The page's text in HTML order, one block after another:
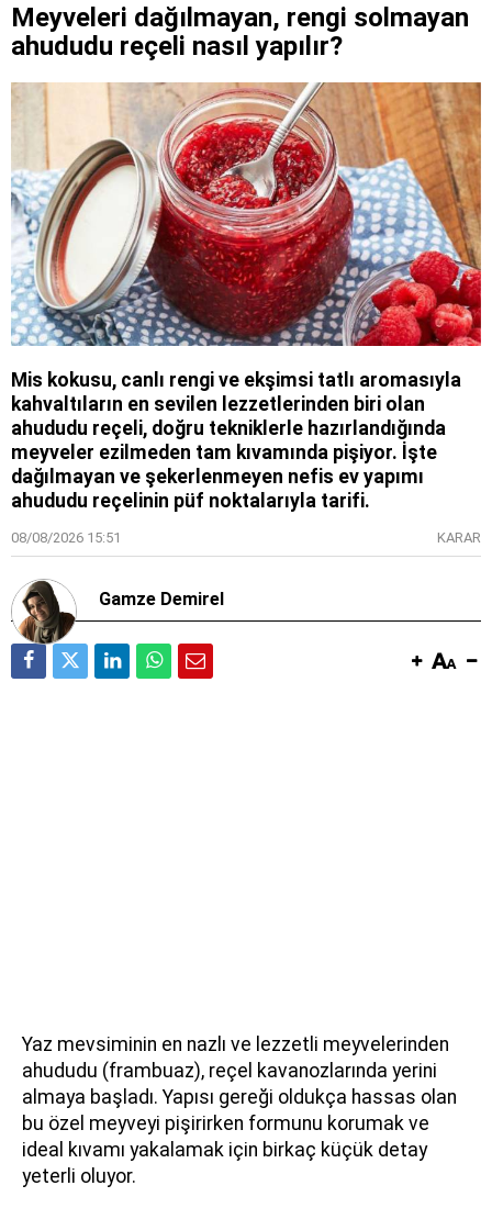
Meyveleri dağılmayan, rengi solmayan
ahududu reçeli nasıl yapılır?
Mis kokusu, canlı rengi ve ekşimsi tatlı aromasıyla
kahvaltıların en sevilen lezzetlerinden biri olan
ahududu reçeli, doğru tekniklerle hazırlandığında
meyveler ezilmeden tam kıvamında pişiyor. İşte
dağılmayan ve şekerlenmeyen nefis ev yapımı
ahududu reçelinin püf noktalarıyla tarifi.
08/08/2026 15:51 KARAR
Gamze Demirel
Yaz mevsiminin en nazlı ve lezzetli meyvelerinden
ahududu (frambuaz), reçel kavanozlarında yerini
almaya başladı. Yapısı gereği oldukça hassas olan
bu özel meyveyi pişirirken formunu korumak ve
ideal kıvamı yakalamak için birkaç küçük detay
yeterli oluyor.